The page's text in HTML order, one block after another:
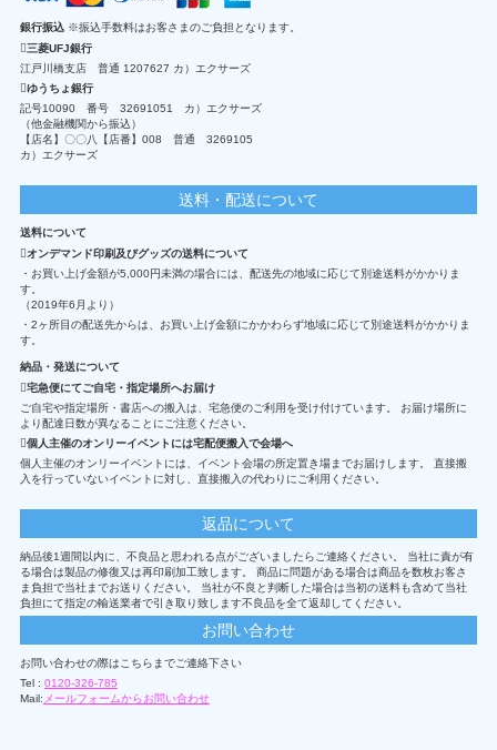
銀行振込 ※振込手数料はお客さまのご負担となります。
三菱UFJ銀行
江戸川橋支店 普通 1207627 カ）エクサーズ
ゆうちょ銀行
記号10090 番号 32691051 カ）エクサーズ
（他金融機関から振込）
【店名】〇〇八【店番】008 普通 3269105
カ）エクサーズ
送料・配送について
送料について
オンデマンド印刷及びグッズの送料について
・お買い上げ金額が5,000円未満の場合には、配送先の地域に応じて別途送料がかかりま
す。
（2019年6月より）
・2ヶ所目の配送先からは、お買い上げ金額にかかわらず地域に応じて別途送料がかかりま
す。
納品・発送について
宅急便にてご自宅・指定場所へお届け
ご自宅や指定場所・書店への搬入は、宅急便のご利用を受け付けています。 お届け場所に
より配達日数が異なることにご注意ください。
個人主催のオンリーイベントには宅配便搬入で会場へ
個人主催のオンリーイベントには、イベント会場の所定置き場までお届けします。 直接搬
入を行っていないイベントに対し、直接搬入の代わりにご利用ください。
返品について
納品後1週間以内に、不良品と思われる点がございましたらご連絡ください。 当社に責が有
る場合は製品の修復又は再印刷加工致します。 商品に問題がある場合は商品を数枚お客さ
ま負担で当社までお送りください。 当社が不良と判断した場合は当初の送料も含めて当社
負担にて指定の輸送業者で引き取り致します不良品を全て返却してください。
お問い合わせ
お問い合わせの際はこちらまでご連絡下さい
Tel : 0120-326-785
Mail: メールフォームからお問い合わせ